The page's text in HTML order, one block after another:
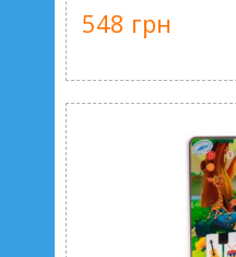
548 грн